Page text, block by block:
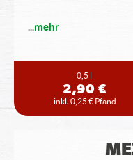
...mehr
0,5 l
2,90 €
inkl. 0,25 € Pfand